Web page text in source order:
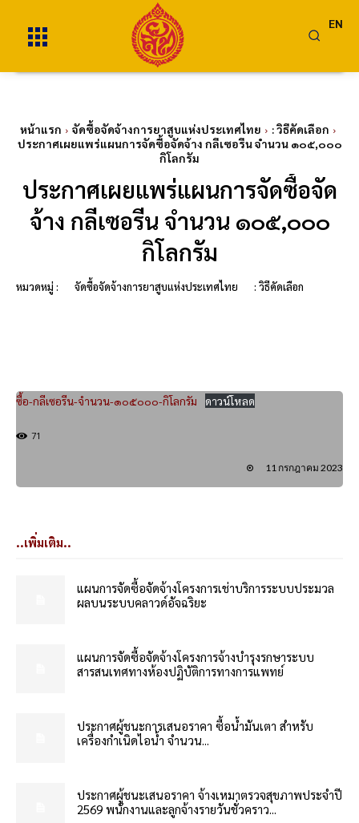
EN
หน้าแรก จัดซื้อจัดจ้างการยาสูบแห่งประเทศไทย
: วิธีคัดเลือก
ประกาศเผยแพร่แผนการจัดซื้อจัดจ้าง กลีเซอรีน จำนวน ๑๐๕,๐๐๐
กิโลกรัม
ประกาศเผยแพร่แผนการจัดซื้อจัด
จ้าง กลีเซอรีน จำนวน ๑๐๕,๐๐๐
กิโลกรัม
หมวดหมู่ : จัดซื้อจัดจ้างการยาสูบแห่งประเทศไทย : วิธีคัดเลือก
ซื้อ-กลีเซอรีน-จำนวน-๑๐๕๐๐๐-กิโลกรัม ดาวน์โหลด
71
11 กรกฎาคม 2023
..เพิ่มเติม..
แผนการจัดซื้อจัดจ้างโครงการเช่าบริการระบบประมวล
ผลบนระบบคลาวด์อัจฉริยะ
แผนการจัดซื้อจัดจ้างโครงการจ้างบำรุงรกษาระบบ
สารสนเทศทางห้องปฏิบัติการทางการแพทย์
ประกาศผู้ชนะการเสนอราคา ซื้อน้ำมันเตา สำหรับ
เครื่องกำเนิดไอน้ำ จำนวน...
ประกาศผู้ชนะเสนอราคา จ้างเหมาตรวจสุขภาพประจำปี
2569 พนักงานและลูกจ้างรายวันชั่วคราว...